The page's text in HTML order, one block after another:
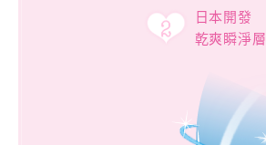
日本開發
乾爽瞬淨層